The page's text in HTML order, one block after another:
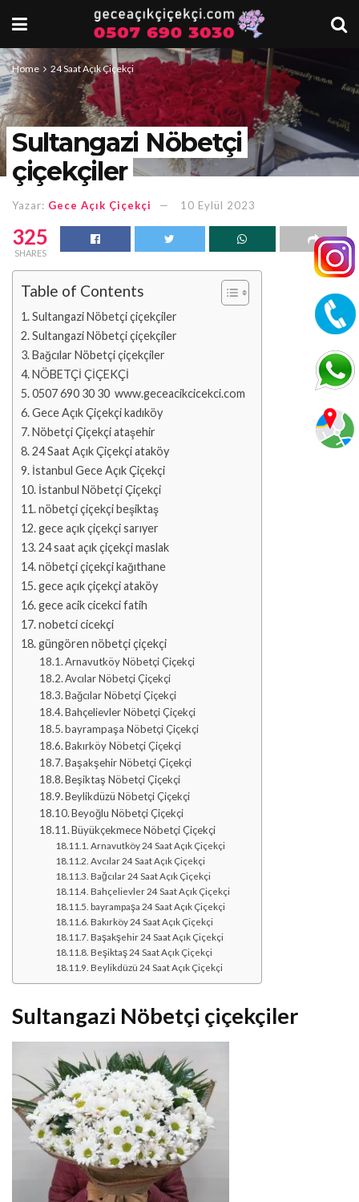
Home 24 Saat Açık Çiçekçi
Sultangazi Nöbetçi
çiçekçiler
Yazar: Gece Açık Çiçekçi 10 Eylül 2023
325
SHARES
Table of Contents
Sultangazi Nöbetçi çiçekçiler
Sultangazi Nöbetçi çiçekçiler
Bağcılar Nöbetçi çiçekçiler
NÖBETÇİ ÇİÇEKÇİ
0507 690 30 30 www.geceacikcicekci.com
Gece Açık Çiçekçi kadıköy
Nöbetçi Çiçekçi ataşehir
24 Saat Açık Çiçekçi ataköy
İstanbul Gece Açık Çiçekçi
İstanbul Nöbetçi Çiçekçi
nöbetçi çiçekçi beşiktaş
gece açık çiçekçi sarıyer
24 saat açık çiçekçi maslak
nöbetçi çiçekçi kağıthane
gece açık çiçekçi ataköy
gece acik cicekci fatih
nobetci cicekçi
güngören nöbetçi çiçekçi
Arnavutköy Nöbetçi Çiçekçi
Avcılar Nöbetçi Çiçekçi
Bağcılar Nöbetçi Çiçekçi
Bahçelievler Nöbetçi Çiçekçi
bayrampaşa Nöbetçi Çiçekçi
Bakırköy Nöbetçi Çiçekçi
Başakşehir Nöbetçi Çiçekçi
Beşiktaş Nöbetçi Çiçekçi
Beylikdüzü Nöbetçi Çiçekçi
Beyoğlu Nöbetçi Çiçekçi
Büyükçekmece Nöbetçi Çiçekçi
Arnavutköy 24 Saat Açık Çiçekçi
Avcılar 24 Saat Açık Çiçekçi
Bağcılar 24 Saat Açık Çiçekçi
Bahçelievler 24 Saat Açık Çiçekçi
bayrampaşa 24 Saat Açık Çiçekçi
Bakırköy 24 Saat Açık Çiçekçi
Başakşehir 24 Saat Açık Çiçekçi
Beşiktaş 24 Saat Açık Çiçekçi
Beylikdüzü 24 Saat Açık Çiçekçi
Sultangazi Nöbetçi çiçekçiler